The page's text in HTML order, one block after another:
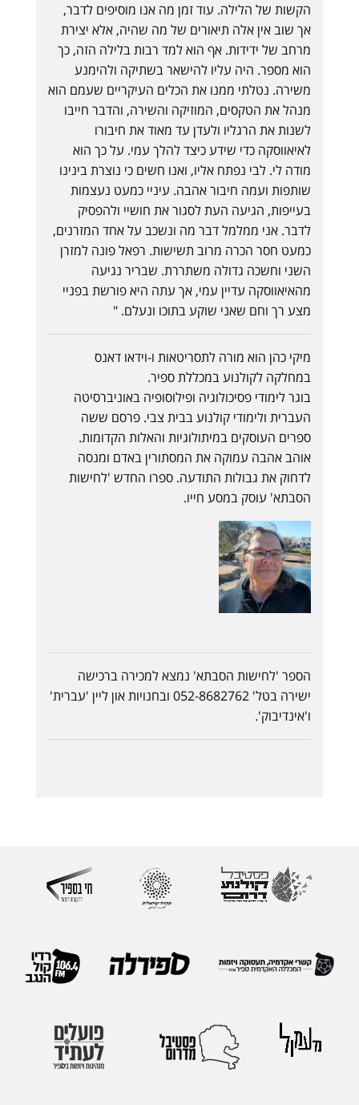
הקשות של הלילה. עוד זמן מה אנו מוסיפים לדבר,
אך שוב אין אלה תיאורים של מה שהיה, אלא יצירת
מרחב של ידידות. אף הוא למד רבות בלילה הזה, כך
הוא מספר. היה עליו להישאר בשתיקה ולהימנע
משירה. נטלתי ממנו את הכלים העיקריים שעמם הוא
מנהל את הטקסים, המוזיקה והשירה, והדבר חייבו
לשנות את הרגליו ולעדן עד מאוד את חיבורו
לאיאווסקה כדי שידע כיצד להלך עמי. על כך הוא
מודה לי. לבי נפתח אליו, ואנו חשים כי נוצרת בינינו
שותפות ועמה חיבור אהבה. עיניי כמעט נעצמות
בעייפות, הגיעה העת לסגור את חושיי ולהפסיק
לדבר. אני ממלמל דבר מה ונשכב על אחד המזרנים,
כמעט חסר הכרה מרוב תשישות. רפאל פונה למזרן
השני וחשכה גדולה משתררת. שבריר נגיעה
מהאיאווסקה עדיין עמי, אך עתה היא פורשת בפניי
מצע רך וחם שאני שוקע בתוכו ונעלם. "
מיקי כהן הוא מורה לתסריטאות ו-וידאו דאנס
במחלקה לקולנוע במכללת ספיר.
בוגר לימודי פסיכולוגיה ופילוסופיה באוניברסיטה
העברית ולימודי קולנוע בבית צבי. פרסם ששה
ספרים העוסקים במיתולוגיות והאלות הקדומות.
אוהב אהבה עמוקה את המסתורין באדם ומנסה
לדחוק את גבולות התודעה. ספרו החדש 'לחישות
הסבתא' עוסק במסע חייו.
הספר 'לחישות הסבתא' נמצא למכירה ברכישה
ישירה בטל' 052-8682762 ובחנויות און ליין 'עברית'
ו'אינדיבוק'.